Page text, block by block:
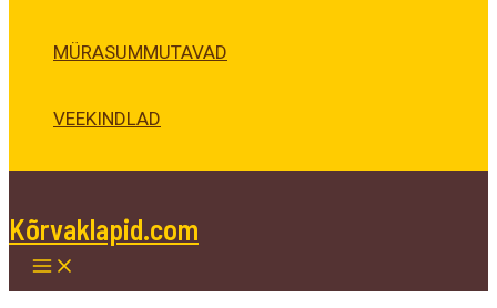
MÜRASUMMUTAVAD
VEEKINDLAD
Kõrvaklapid.com